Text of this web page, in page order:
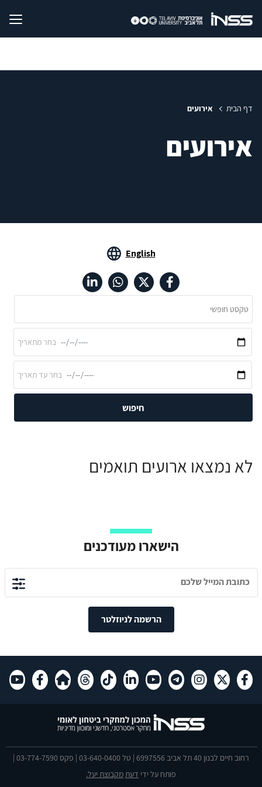
דף הבית אירועים
אירועים
English
חיפוש
לא נמצאו ארועים תואמים
הישארו מעודכנים
הרשמה לניוזלטר
רחוב חיים לבנון 40 תל אביב 6997556 | טל 03-640-0400 | פקס 03-774-7590 |
פותח על ידי דעתמקבוצת יעל.